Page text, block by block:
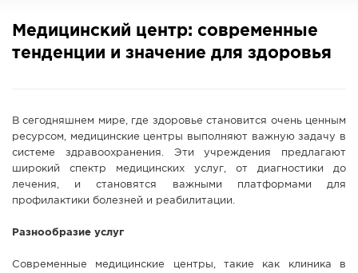
НОВОСТИ
СПРАВОЧНИК
АФИША
КАМЕРЫ
СТАТЬИ
ГОЛОСОВАНИЯ
Медицинский центр: современные
тенденции и значение для здоровья
В сегодняшнем мире, где здоровье становится очень ценным
ресурсом, медицинские центры выполняют важную задачу в
системе здравоохранения. Эти учреждения предлагают
широкий спектр медицинских услуг, от диагностики до
лечения, и становятся важными платформами для
профилактики болезней и реабилитации.
Разнообразие услуг
Современные медицинские центры, такие как клиника в